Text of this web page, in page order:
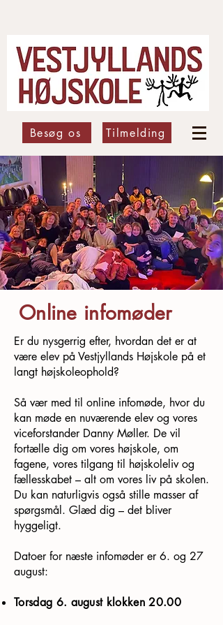
Besøg os Tilmelding
Online infomøder
Er du nysgerrig efter, hvordan det er at
være elev på Vestjyllands Højskole på et
langt højskoleophold?
Så vær med til online infomøde, hvor du
kan møde en nuværende elev og vores
viceforstander Danny Møller. De vil
fortælle dig om vores højskole, om
fagene, vores tilgang til højskoleliv og
fællesskabet – alt om vores liv på skolen.
Du kan naturligvis også stille masser af
spørgsmål. Glæd dig – det bliver
hyggeligt.
Datoer for næste infomøder er 6. og 27
august:
Torsdag 6. august klokken 20.00